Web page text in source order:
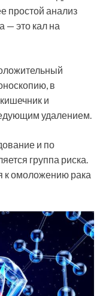
простой анализ
— это кал на
в
и
удалением.
и по
группа риска.
к омоложению рака